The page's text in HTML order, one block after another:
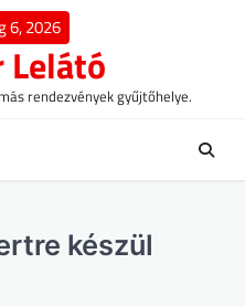
6, 2026
Lelátó
rendezvények gyűjtőhelye.
készül